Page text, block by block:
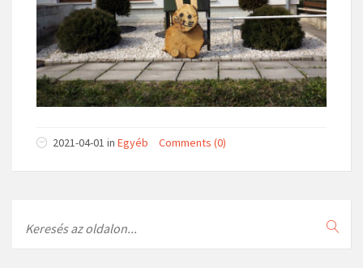
2021-04-01 in Egyéb Comments (0)